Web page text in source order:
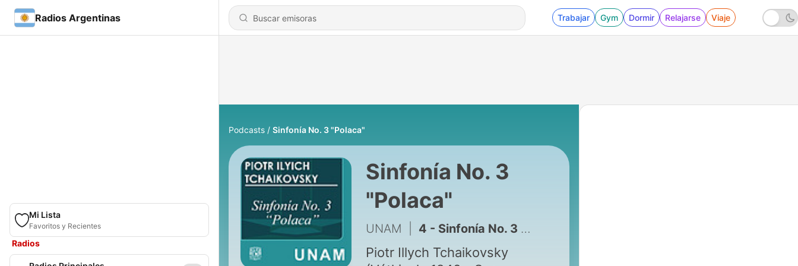
Radios Argentinas Trabajar Gym Dormir Relajarse Viaje
Mi Lista
Favoritos y Recientes
Radios
Podcasts Sinfonía No. 3 "Polaca"
Sinfonía No. 3
"Polaca"
UNAM 4 - Sinfonía No. 3 "Polaca". 1er movimiento
Piotr Illych Tchaikovsky